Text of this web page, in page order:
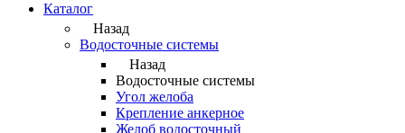
Каталог
Назад
Водосточные системы
Назад
Водосточные системы
Угол желоба
Крепление анкерное
Желоб водосточный